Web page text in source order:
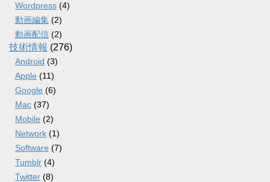
Wordpress (4)
動画編集 (2)
動画配信 (2)
技術情報 (276)
Android (3)
Apple (11)
Google (6)
Mac (37)
Mobile (2)
Network (1)
Software (7)
Tumblr (4)
Twitter (8)